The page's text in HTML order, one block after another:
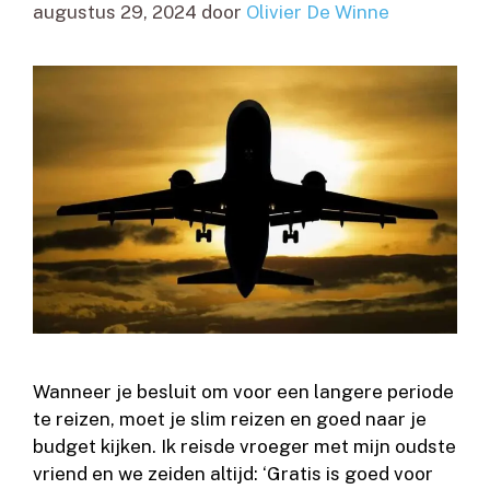
augustus 29, 2024 door Olivier De Winne
Wanneer je besluit om voor een langere periode
te reizen, moet je slim reizen en goed naar je
budget kijken. Ik reisde vroeger met mijn oudste
vriend en we zeiden altijd: ‘Gratis is goed voor